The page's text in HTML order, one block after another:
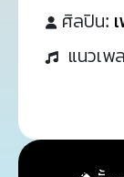
ศิลปิน:
แนวเพ